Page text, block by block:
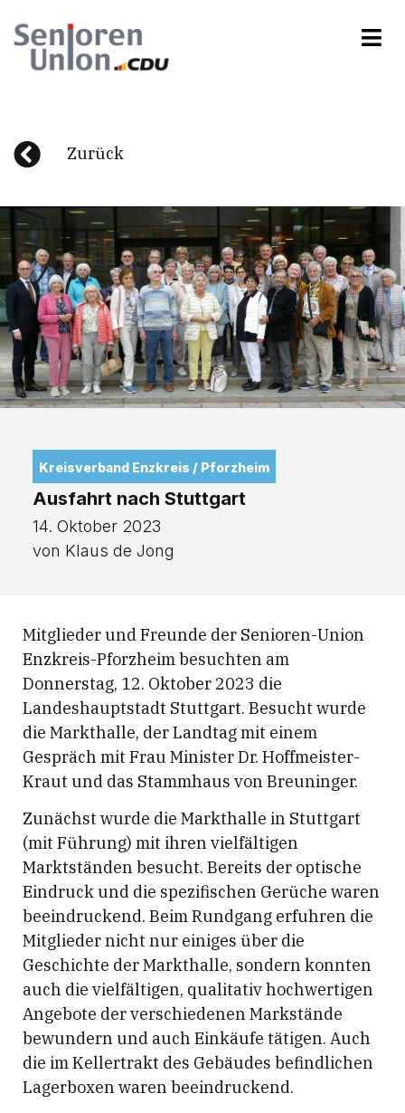
Zurück
Kreisverband Enzkreis / Pforzheim
Ausfahrt nach Stuttgart
14. Oktober 2023
von Klaus de Jong
Mitglieder und Freunde der Senioren-Union
Enzkreis-Pforzheim besuchten am
Donnerstag, 12. Oktober 2023 die
Landeshauptstadt Stuttgart. Besucht wurde
die Markthalle, der Landtag mit einem
Gespräch mit Frau Minister Dr. Hoffmeister-
Kraut und das Stammhaus von Breuninger.
Zunächst wurde die Markthalle in Stuttgart
(mit Führung) mit ihren vielfältigen
Marktständen besucht. Bereits der optische
Eindruck und die spezifischen Gerüche waren
beeindruckend. Beim Rundgang erfuhren die
Mitglieder nicht nur einiges über die
Geschichte der Markthalle, sondern konnten
auch die vielfältigen, qualitativ hochwertigen
Angebote der verschiedenen Markstände
bewundern und auch Einkäufe tätigen. Auch
die im Kellertrakt des Gebäudes befindlichen
Lagerboxen waren beeindruckend.